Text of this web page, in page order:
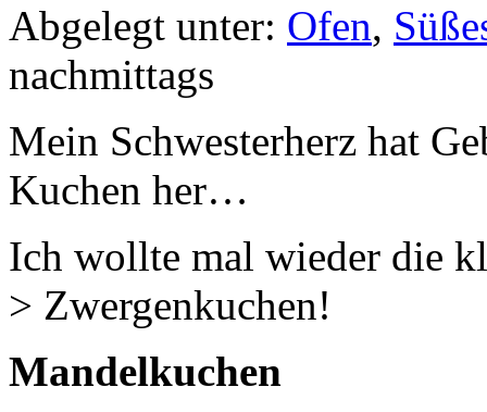
Abgelegt unter: Ofen,
nachmittags
Mein Schwesterherz hat
Kuchen her…
Ich wollte mal wieder die
> Zwergenkuchen!
Mandelkuchen